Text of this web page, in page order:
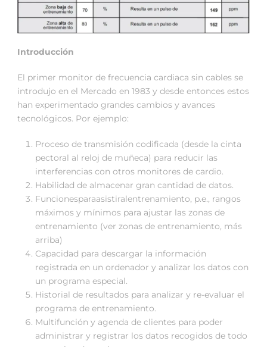
Introducción
El primer monitor de frecuencia cardiaca sin cables se
introdujo en el Mercado en 1983 y desde entonces estos
han experimentado grandes cambios y avances
tecnológicos. Por ejemplo:
Proceso de transmisión codificada (desde la cinta
pectoral al reloj de muñeca) para reducir las
interferencias con otros monitores de cardio.
Habilidad de almacenar gran cantidad de datos.
Funcionesparaasistiralentrenamiento, p.e., rangos
máximos y mínimos para ajustar las zonas de
entrenamiento (ver zonas de entrenamiento, más
arriba)
Capacidad para descargar la información
registrada en un ordenador y analizar los datos con
un programa especial.
Historial de resultados para analizar y re-evaluar el
programa de entrenamiento.
Multifunción y agenda de clientes para poder
administrar y registrar los datos recogidos de todo